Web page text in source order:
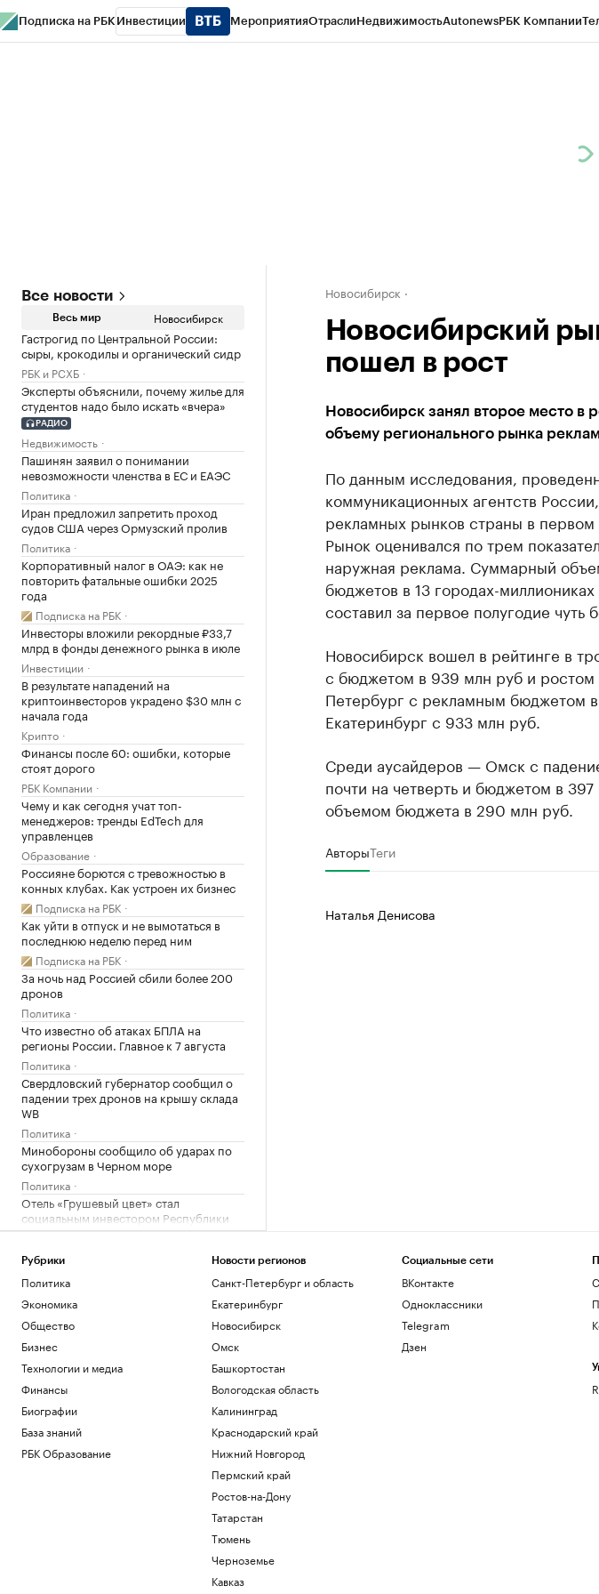
Подписка на РБК Инвестиции МероприятияОтраслиНедвижимостьAutonewsРБК Компании
Все новости
Весь мир Новосибирск
Гастрогид по Центральной России:
сыры, крокодилы и органический сидр
РБК и РСХБ
Эксперты объяснили, почему жилье для
студентов надо было искать «вчера»
РАДИО
Недвижимость
Пашинян заявил о понимании
невозможности членства в ЕС и ЕАЭС
Политика
Иран предложил запретить проход
судов США через Ормузский пролив
Политика
Корпоративный налог в ОАЭ: как не
повторить фатальные ошибки 2025
года
Подписка на РБК
Инвесторы вложили рекордные ₽33,7
млрд в фонды денежного рынка в июле
Инвестиции
В результате нападений на
криптоинвесторов украдено $30 млн с
начала года
Крипто
Финансы после 60: ошибки, которые
стоят дорого
РБК Компании
Чему и как сегодня учат топ-
менеджеров: тренды EdTech для
управленцев
Образование
Россияне борются с тревожностью в
конных клубах. Как устроен их бизнес
Подписка на РБК
Как уйти в отпуск и не вымотаться в
последнюю неделю перед ним
Подписка на РБК
За ночь над Россией сбили более 200
дронов
Политика
Что известно об атаках БПЛА на
регионы России. Главное к 7 августа
Политика
Свердловский губернатор сообщил о
падении трех дронов на крышу склада
WB
Политика
Минобороны сообщило об ударах по
сухогрузам в Черном море
Политика
Отель «Грушевый цвет» стал
социальным инвестором Республики
Алтай
Больше прогулок, свежего воздуха и
отдыха: квартиры рядом с парками
РБК и ПИК Серия плюс
Синоптик предупредил о ливнях в
Москве и Московской области 7
августа
Общество
Чего ждать от нового президента
Колумбии по прозвищу Тигр
Политика
специальности. Как это влияет на
Новосибирск
Новосибирский
пошел в рост
Новосибирск занял второе место в
объему регионального рынка
По данным исследования,
коммуникационных агентств
рекламных рынков страны в первом
Рынок оценивался по трем
наружная реклама. Суммарный
бюджетов в 13 городах-
составил за первое полугодие
Новосибирск вошел в рейтинге в
с бюджетом в 939 млн руб и
Петербург с рекламным бюджетом
Екатеринбург с 933 млн руб.
Среди аусайдеров — Омск с
почти на четверть и бюджетом в
объемом бюджета в 290 млн руб.
АвторыТеги
Наталья Денисова
Рубрики
Политика
Экономика
Общество
Бизнес
Технологии и медиа
Финансы
Биографии
База знаний
РБК Образование
Новости регионов
Санкт-Петербург и область
Екатеринбург
Новосибирск
Омск
Башкортостан
Вологодская область
Калининград
Краснодарский край
Нижний Новгород
Пермский край
Ростов-на-Дону
Татарстан
Тюмень
Черноземье
Кавказ
Социальные сети
ВКонтакте
Одноклассники
Telegram
Дзен